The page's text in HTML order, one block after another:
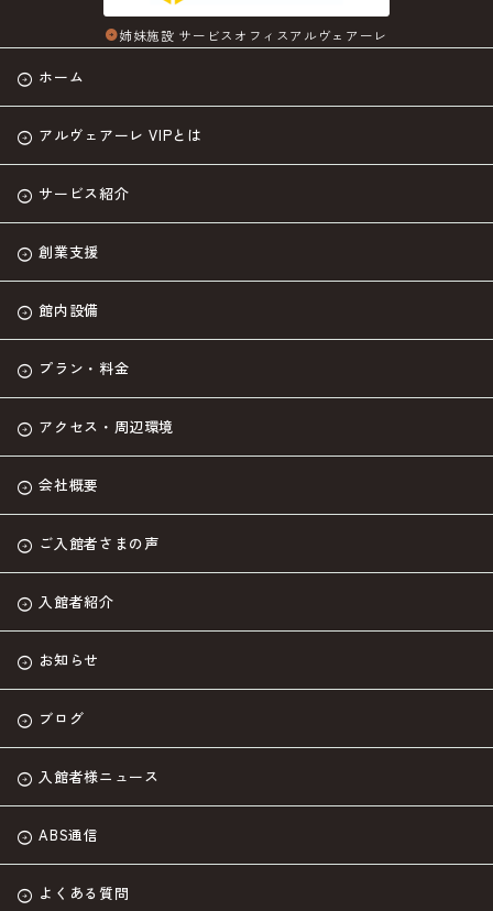
arrow_circle_right姉妹施設 サービスオフィスアルヴェアーレ
ホーム
アルヴェアーレ VIPとは
サービス紹介
創業支援
館内設備
プラン・料金
アクセス・周辺環境
会社概要
ご入館者さまの声
入館者紹介
お知らせ
ブログ
入館者様ニュース
ABS通信
よくある質問